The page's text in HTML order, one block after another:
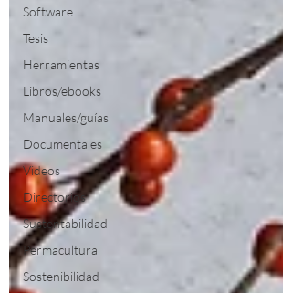
Software
Tesis
Herramientas
Libros/ebooks
Manuales/guías
Documentales
Videos
Directorios
Sustentabilidad
Permacultura
Sostenibilidad